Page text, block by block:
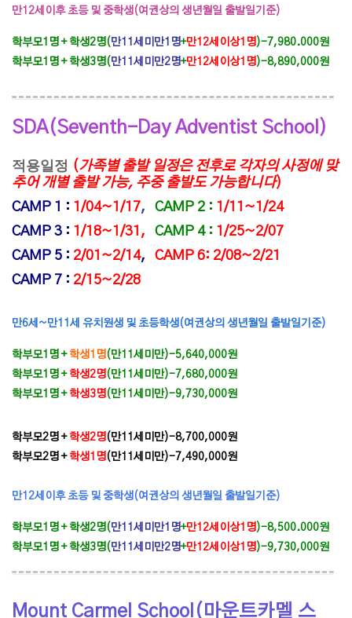
만12세이후 초등 및 중학생(여권상의 생년월일 출발일기준)
학부모1명 + 학생2명(만11세미만1명+만12세이상1명)-7,980.000원
학부모1명 + 학생3명(만11세미만2명+만12세이상1명)-8,890,000원
SDA(Seventh-Day Adventist School)
적용일정 (가족별 출발 일정은 전후로 각자의 사정에 맞
추어 개별 출발 가능, 주중 출발도 가능합니다)
CAMP 1 : 1 /04~1/17, CAMP 2 : 1/11~1/24
CAMP 3 : 1/18~1/31, CAMP 4 : 1/25~2/07
CAMP 5 : 2/01~2/14,
CAMP 6: 2/08~2/21
CAMP 7 : 2/15~2/28
만6세~만11세 유치원생 및 초등학생(여권상의 생년월일 출발일기준)
학부모1명 + 학생1명(만11세미만)-5,640,000원
학부모1명 +학생2명(만11세미만)-7,680,000원
학부모1명 + 학생3명(만11세미만)-9,730,000원
학부모2명 +학생2명(만11세미만)-8,700,000원
학부모2명 + 학생1명(만11세미만)-7,490,000원
만12세이후 초등 및 중학생(여권상의 생년월일 출발일기준)
학부모1명 + 학생2명(만11세미만1명+만12세이상1명)-8,500.000원
학부모1명 + 학생3명(만11세미만2명+만12세이상1명)-9,730,000원
Mount Carmel School(마운트카멜 스